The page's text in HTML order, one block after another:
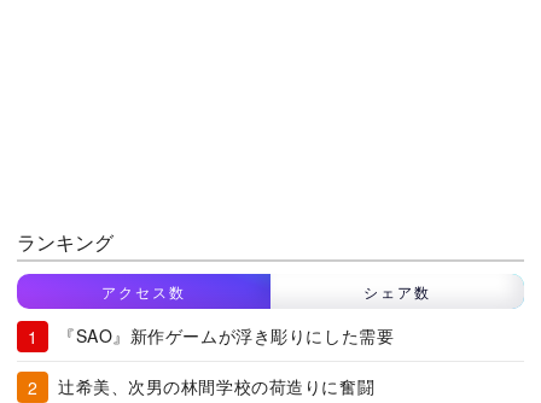
ランキング
アクセス数 シェア数
『SAO』新作ゲームが浮き彫りにした需要
辻希美、次男の林間学校の荷造りに奮闘